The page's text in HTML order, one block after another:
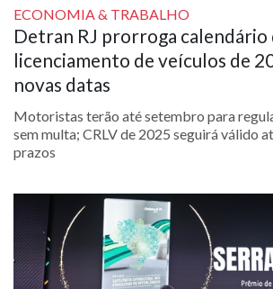
ECONOMIA & TRABALHO
Detran RJ prorroga calendário
licenciamento de veículos de
novas datas
Motoristas terão até setembro para
sem multa; CRLV de 2025 seguirá válido
prazos